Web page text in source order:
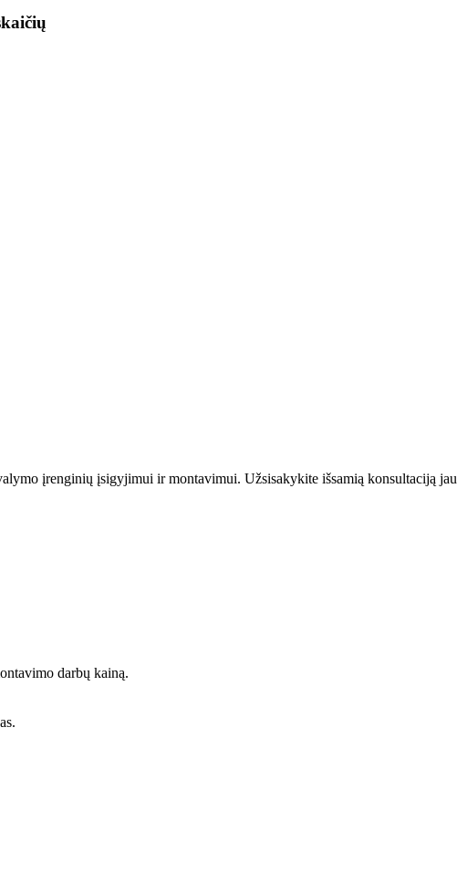
įrenginių įsigyjimui ir montavimui. Užsisakykite išsamią konsultaciją jau
darbų kainą.